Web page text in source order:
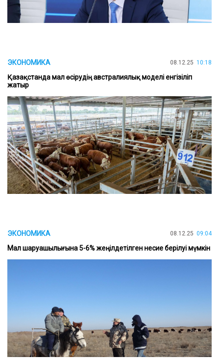
ЭКОНОМИКА 08.12.25 10:18
Қазақстанда мал өсірудің австралиялық моделі енгізіліп
жатыр
ЭКОНОМИКА 08.12.25 09:04
Мал шаруашылығына 5-6% жеңілдетілген несие берілуі мүмкін